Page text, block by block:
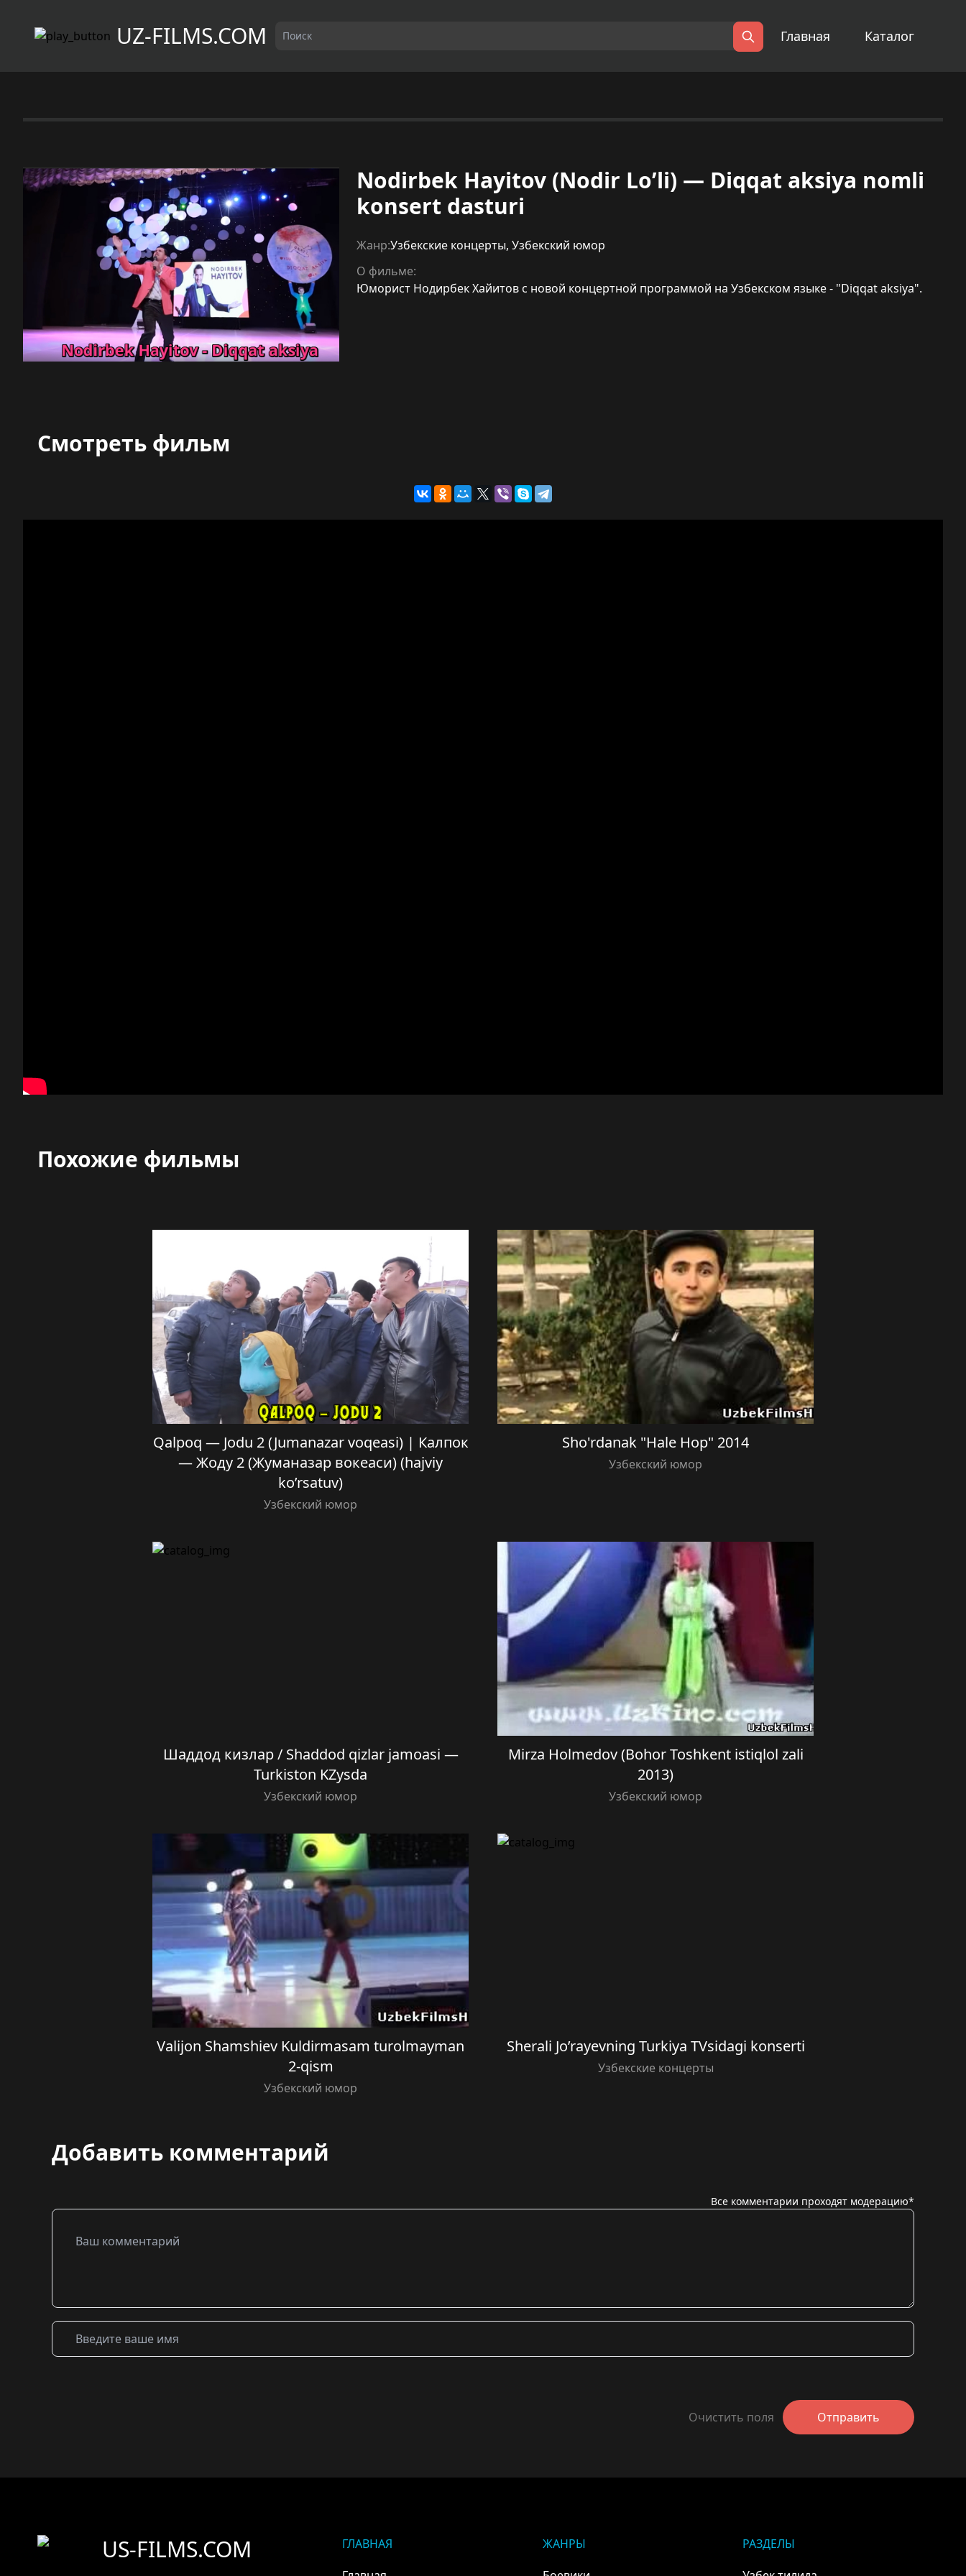
UZ-FILMS.COM Поиск
Главная Каталог
Nodirbek Hayitov (Nodir Lo’li) — Diqqat aksiya nomli
konsert dasturi
Жанр:Узбекские концерты, Узбекский юмор
О фильме:
Юморист Нодирбек Хайитов с новой концертной программой на Узбекском языке - "Diqqat aksiya".
Смотреть фильм
Похожие фильмы
Qalpoq — Jodu 2 (Jumanazar voqeasi) | Калпок
— Жоду 2 (Жуманазар вокеаси) (hajviy
ko’rsatuv)
Узбекский юмор
Sho'rdanak "Hale Hop" 2014
Узбекский юмор
Шаддод кизлар / Shaddod qizlar jamoasi —
Turkiston KZysda
Узбекский юмор
Mirza Holmedov (Bohor Toshkent istiqlol zali
2013)
Узбекский юмор
Valijon Shamshiev Kuldirmasam turolmayman
2-qism
Узбекский юмор
Sherali Jo’rayevning Turkiya TVsidagi konserti
Узбекские концерты
Добавить комментарий
Все комментарии проходят модерацию*
Очистить поля Отправить
US-FILMS.COM
ГЛАВНАЯ
ЖАНРЫ
РАЗДЕЛЫ